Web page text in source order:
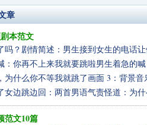
章
本范文
吗？剧情简述：男生接到女生的电话
：你再不上来我就要跳啦男生着急的
为什么你不等我就跳了画面 3：背景
女边跳边回：两首男语气责怪道：为
范文10篇